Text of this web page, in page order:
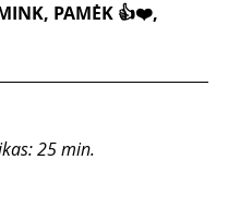
PAMĖK 👍❤️,
25 min.